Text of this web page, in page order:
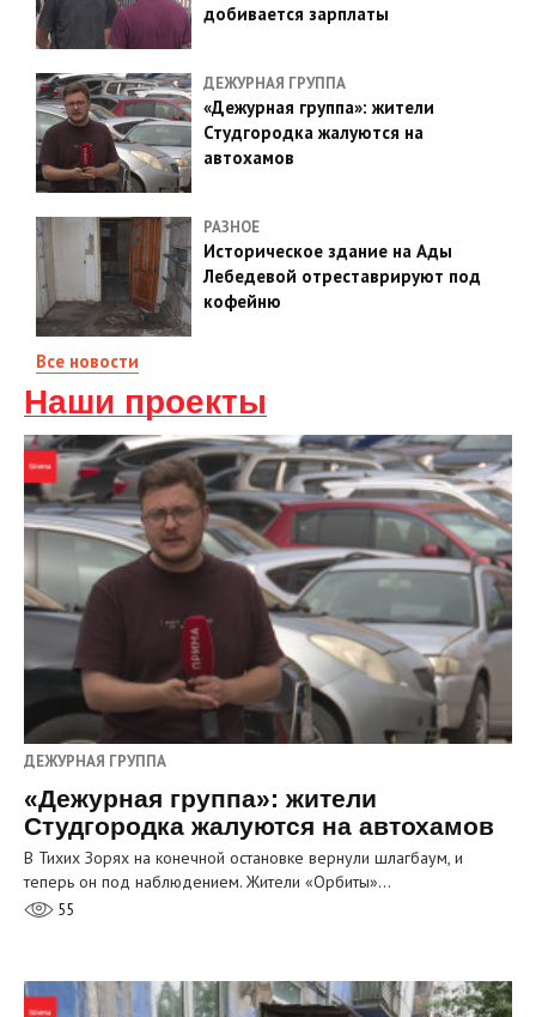
добивается зарплаты
ДЕЖУРНАЯ ГРУППА
«Дежурная группа»: жители
Студгородка жалуются на
автохамов
РАЗНОЕ
Историческое здание на Ады
Лебедевой отреставрируют под
кофейню
Все новости
Наши проекты
ДЕЖУРНАЯ ГРУППА
«Дежурная группа»: жители
Студгородка жалуются на автохамов
В Тихих Зорях на конечной остановке вернули шлагбаум, и
теперь он под наблюдением. Жители «Орбиты»…
55